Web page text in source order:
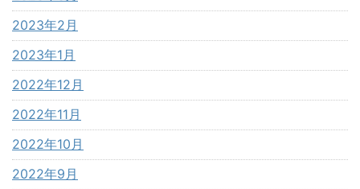
2023年2月
2023年1月
2022年12月
2022年11月
2022年10月
2022年9月